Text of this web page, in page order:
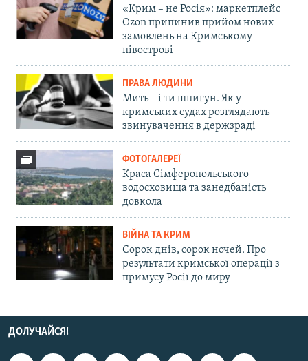
«Крим – не Росія»: маркетплейс
Ozon припинив прийом нових
замовлень на Кримському
півострові
ПРАВА ЛЮДИНИ
Мить – і ти шпигун. Як у
кримських судах розглядають
звинувачення в держзраді
ФОТОГАЛЕРЕЇ
Краса Сімферопольського
водосховища та занедбаність
довкола
ВІЙНА ТА КРИМ
Сорок днів, сорок ночей. Про
результати кримської операції з
примусу Росії до миру
ДОЛУЧАЙСЯ!